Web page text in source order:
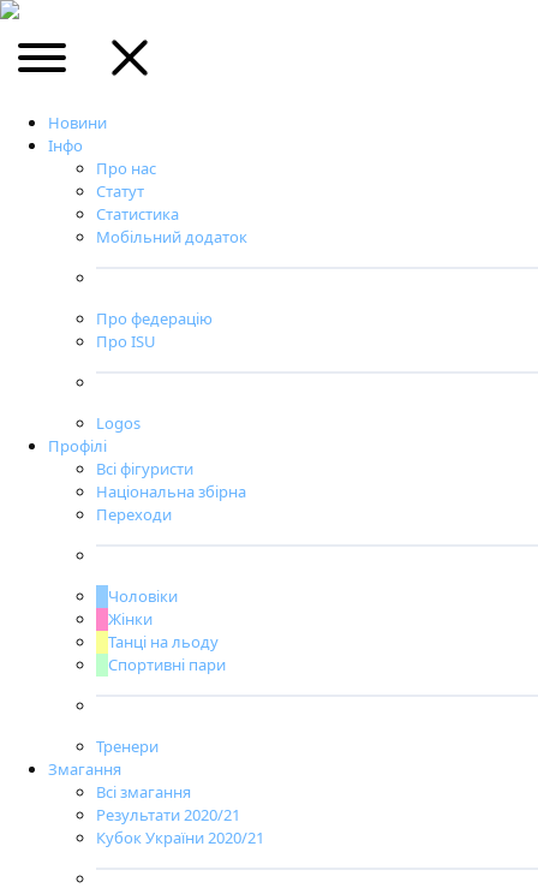
Новини
Інфо
Про нас
Статут
Статистика
Мобільний додаток
Про федерацію
Про ISU
Logos
Профілі
Всі фігуристи
Національна збірна
Переходи
Чоловіки
Жінки
Танці на льоду
Спортивні пари
Тренери
Змагання
Всі змагання
Результати 2020/21
Кубок України 2020/21